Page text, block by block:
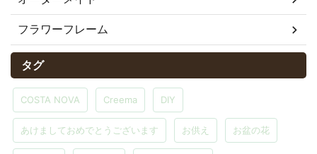
フラワーフレーム
タグ
COSTA NOVA Creema DIY
あけましておめでとうございます お供え お盆の花